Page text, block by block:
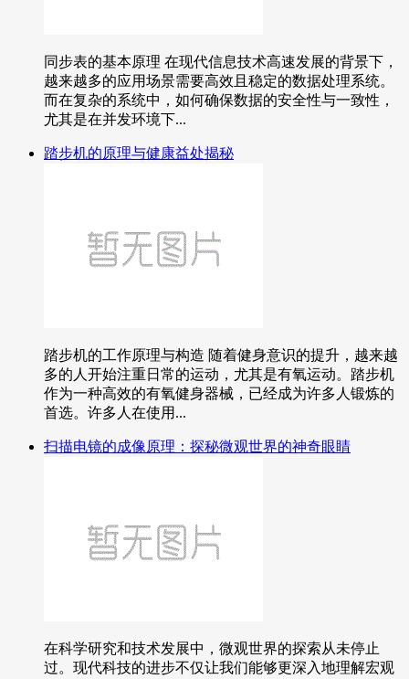
同步表的基本原理 在现代信息技术高速发展的背景下，
越来越多的应用场景需要高效且稳定的数据处理系统。
而在复杂的系统中，如何确保数据的安全性与一致性，
尤其是在并发环境下...
踏步机的原理与健康益处揭秘
踏步机的工作原理与构造 随着健身意识的提升，越来越
多的人开始注重日常的运动，尤其是有氧运动。踏步机
作为一种高效的有氧健身器械，已经成为许多人锻炼的
首选。许多人在使用...
扫描电镜的成像原理：探秘微观世界的神奇眼睛
在科学研究和技术发展中，微观世界的探索从未停止
过。现代科技的进步不仅让我们能够更深入地理解宏观